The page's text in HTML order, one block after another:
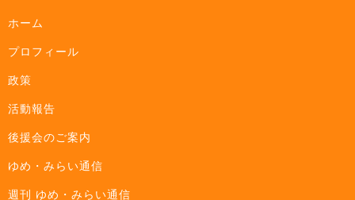
ホーム
プロフィール
政策
活動報告
後援会のご案内
ゆめ・みらい通信
週刊 ゆめ・みらい通信